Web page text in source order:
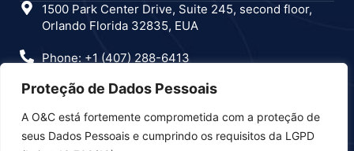
Proteção de Dados Pessoais
A O&C está fortemente comprometida com a proteção de
seus Dados Pessoais e cumprindo os requisitos da LGPD
1500 Park Center Drive, Suite 245, second floor,
Orlando Florida 32835, EUA
Phone: +1 (407) 288-6413
Estamos nas redes sociais